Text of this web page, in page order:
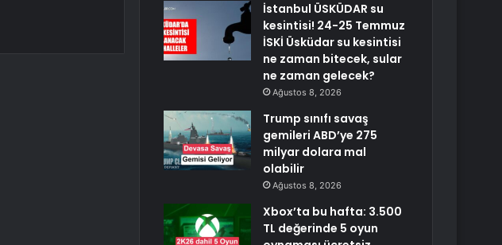
İstanbul ÜSKÜDAR su
kesintisi! 24-25 Temmuz
İSKİ Üsküdar su kesintisi
ne zaman bitecek, sular
ne zaman gelecek?
Ağustos 8, 2026
Trump sınıfı savaş
gemileri ABD’ye 275
milyar dolara mal
olabilir
Ağustos 8, 2026
Xbox’ta bu hafta: 3.500
TL değerinde 5 oyun